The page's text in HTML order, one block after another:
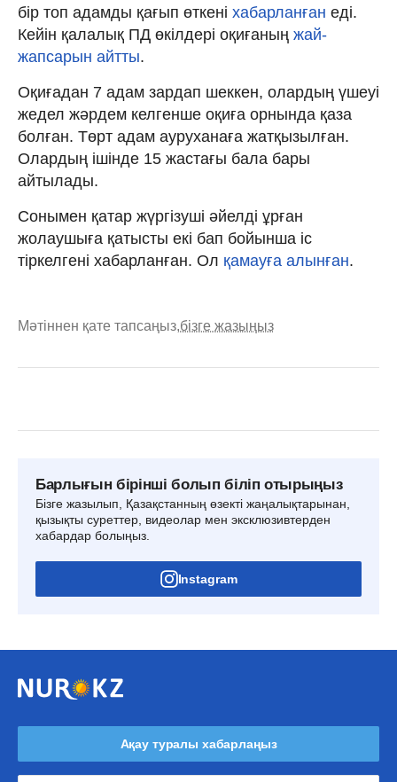
бір топ адамды қағып өткені хабарланған еді.
Кейін қалалық ПД өкілдері оқиғаның жай-
жапсарын айтты.
Оқиғадан 7 адам зардап шеккен, олардың үшеуі
жедел жәрдем келгенше оқиға орнында қаза
болған. Төрт адам ауруханаға жатқызылған.
Олардың ішінде 15 жастағы бала бары
айтылады.
Сонымен қатар жүргізуші әйелді ұрған
жолаушыға қатысты екі бап бойынша іс
тіркелгені хабарланған. Ол қамауға алынған.
Мәтіннен қате тапсаңыз,бізге жазыңыз
Барлығын бірінші болып біліп отырыңыз
Бізге жазылып, Қазақстанның өзекті жаңалықтарынан,
қызықты суреттер, видеолар мен эксклюзивтерден
хабардар болыңыз.
Instagram
Ақау туралы хабарлаңыз